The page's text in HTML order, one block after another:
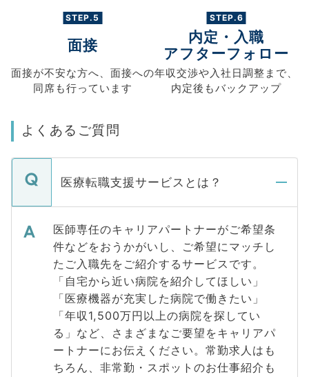
STEP.5
面接
面接が不安な方へ、 面接への
同席も行っています
STEP.6
内定・入職
アフターフォロー
年収交渉や入社日調整まで、
内定後もバックアップ
よくあるご質問
医療転職支援サービスとは？
医師専任のキャリアパートナーがご希望条
件などをおうかがいし、ご希望にマッチし
たご入職先をご紹介するサービスです。
「自宅から近い病院を紹介してほしい」
「医療機器が充実した病院で働きたい」
「年収1,500万円以上の病院を探してい
る」など、さまざまなご要望をキャリアパ
ートナーにお伝えください。常勤求人はも
ちろん、非常勤・スポットのお仕事紹介も